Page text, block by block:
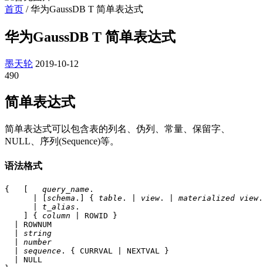
首页 /华为GaussDB T 简单表达式
华为GaussDB T 简单表达式
墨天轮 2019-10-12
490
简单表达式
简单表达式可以包含表的列名、伪列、常量、保留字、
NULL、序列(Sequence)等。
语法格式
{   [ query_name .
schema .] { table . | view. | materialized view
t_alias .
    ] {
column | ROWID }
  | ROWNUM
string
number
sequence . { CURRVAL | NEXTVAL }
  | NULL